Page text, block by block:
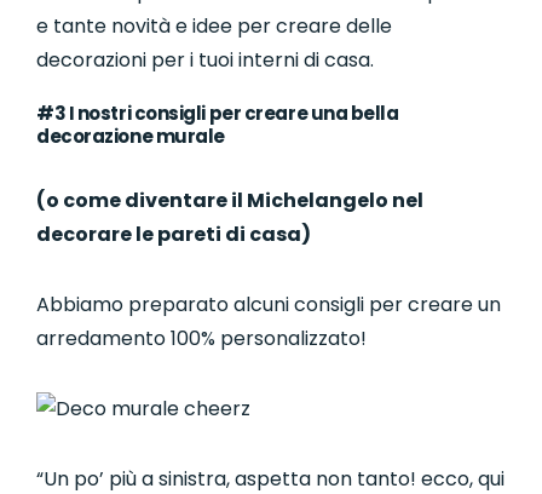
e tante novità e idee per creare delle
decorazioni per i tuoi interni di casa.
#3 I nostri consigli per creare una bella
decorazione murale
(o come diventare il Michelangelo nel
decorare le pareti di casa)
Abbiamo preparato alcuni consigli per creare un
arredamento 100% personalizzato!
“Un po’ più a sinistra, aspetta non tanto! ecco, qui